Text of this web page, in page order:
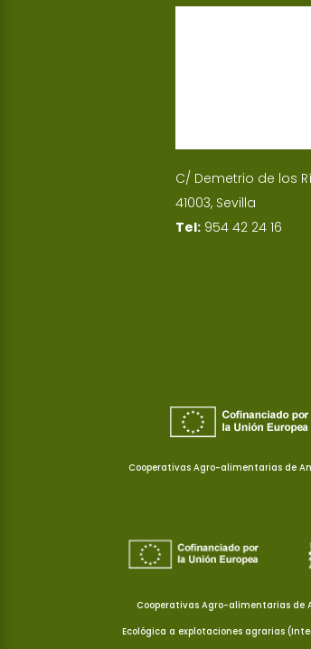
C/ Demetrio de los
41003, Sevilla
Tel: 954 42 24 16
Cooperativas Agro-alimentarias de
Cooperativas Agro-alimentarias de
Ecológica a explotaciones agrarias